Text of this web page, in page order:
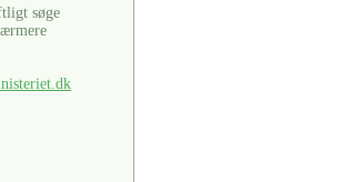
søge